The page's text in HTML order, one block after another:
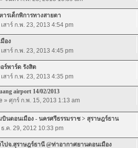
รเด็กพิการทางสายตา
สาร์ ก.พ. 23, 2013 4:54 pm
อง
สาร์ ก.พ. 23, 2013 4:45 pm
ร์พาร์ด รังสิต
สาร์ ก.พ. 23, 2013 4:35 pm
airport 14/02/2013
» ศุกร์ ก.พ. 15, 2013 1:13 am
นดอนเมือง - นครศรีธรรมราช > สุราษฎร์ธาน
ธ.ค. 29, 2012 10:33 pm
ไปจ.สุราษฎร์ธานี @ท่าอากาศยานดอนเมือง